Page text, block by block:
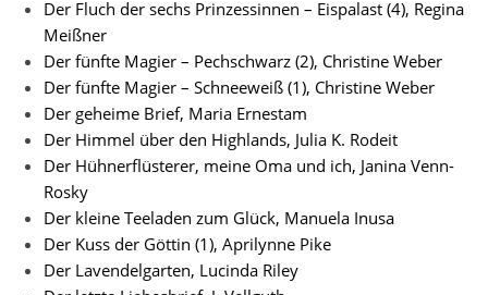
Der Fluch der sechs Prinzessinnen – Eispalast (4), Regina
Meißner
Der fünfte Magier – Pechschwarz (2), Christine Weber
Der fünfte Magier – Schneeweiß (1), Christine Weber
Der geheime Brief, Maria Ernestam
Der Himmel über den Highlands, Julia K. Rodeit
Der Hühnerflüsterer, meine Oma und ich, Janina Venn-
Rosky
Der kleine Teeladen zum Glück, Manuela Inusa
Der Kuss der Göttin (1), Aprilynne Pike
Der Lavendelgarten, Lucinda Riley